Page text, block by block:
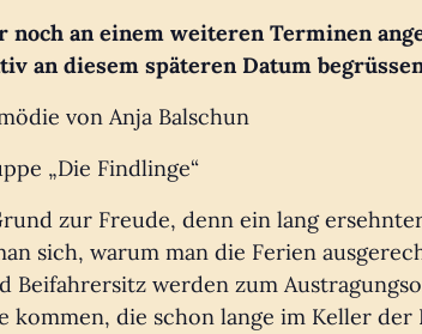
noch an einem weiteren Terminen
an diesem späteren Datum
von Anja Balschun
„Die Findlinge“
zur Freude, denn ein lang
sich, warum man die Ferien
Beifahrersitz werden zum
kommen, die schon lange im Keller